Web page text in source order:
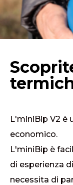
L'miniBip V2 è
economico.
L'miniBip è
di esperienza
necessita di